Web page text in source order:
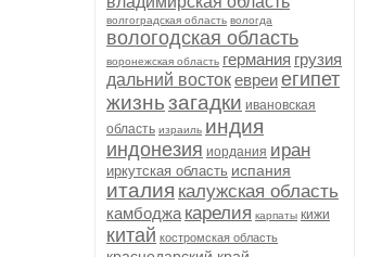
волгоградская область вологда
вологодская область
воронежская область германия грузия
дальний востокевреиегипет
жизньзагадки ивановская
область израиль индия
индонезия иордания иран
иркутская область испания
италия калужская область
камбоджа карелия карпаты кижи
китай костромская область